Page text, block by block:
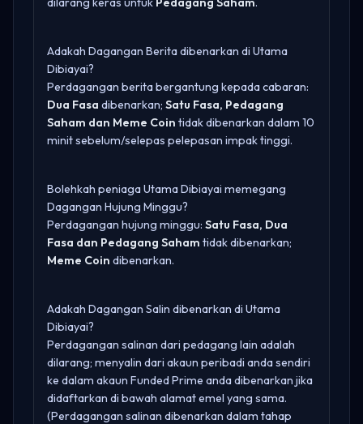
Adakah Dagangan Berita dibenarkan di Utama
Dibiayai?
Perdagangan berita bergantung kepada cabaran:
Dua Fasa dibenarkan; Satu Fasa, Pedagang
Saham dan Meme Coin tidak dibenarkan dalam 10
minit sebelum/selepas pelepasan impak tinggi.
Bolehkah peniaga Utama Dibiayai memegang
Dagangan Hujung Minggu?
Perdagangan hujung minggu: Satu Fasa, Dua
Fasa dan Pedagang Saham tidak dibenarkan;
Meme Coin dibenarkan.
Adakah Dagangan Salin dibenarkan di Utama
Dibiayai?
Perdagangan salinan dari pedagang lain adalah
dilarang; menyalin dari akaun peribadi anda sendiri
ke dalam akaun Funded Prime anda dibenarkan jika
didaftarkan di bawah alamat emel yang sama.
(Perdagangan salinan dibenarkan dalam tahap